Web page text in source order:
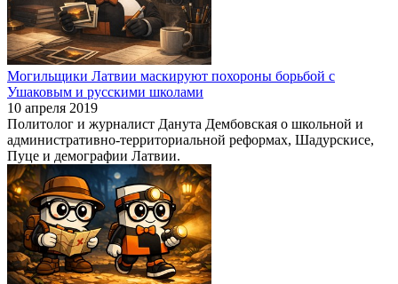
Могильщики Латвии маскируют похороны борьбой с
Ушаковым и русскими школами
10 апреля 2019
Политолог и журналист Данута Дембовская о школьной и
административно-территориальной реформах, Шадурскисе,
Пуце и демографии Латвии.